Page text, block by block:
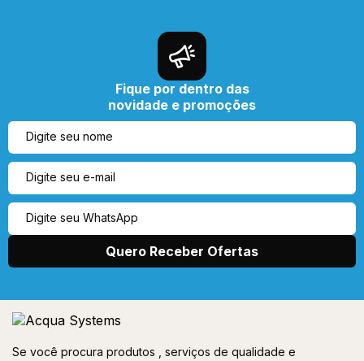
Fique por dentro das
novidade e promoções
Se você procura produtos , serviços de qualidade e